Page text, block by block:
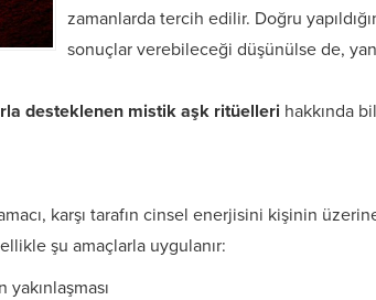
zamanlarda tercih edilir. Doğru
sonuçlar verebileceği düşünülse de,
desteklenen mistik aşk ritüelleri hakkında
karşı tarafın cinsel enerjisini kişinin
şu amaçlarla uygulanır: